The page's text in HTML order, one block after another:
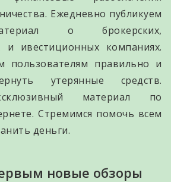
Ежедневно публикуем
о брокерских,
и ивестиционных компаниях.
пользователям правильно и
утерянные средств.
материал по
Стремимся помочь всем
деньги.
новые обзоры